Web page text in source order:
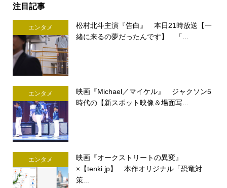
注目記事
エンタメ
松村北斗主演『告白』 本日21時放送【一
緒に来るの夢だったんです】 「...
エンタメ
映画『Michael／マイケル』 ジャクソン5
時代の【新スポット映像＆場面写...
エンタメ
映画『オークストリートの異変』
×【tenki.jp】 本作オリジナル「恐竜対
策...